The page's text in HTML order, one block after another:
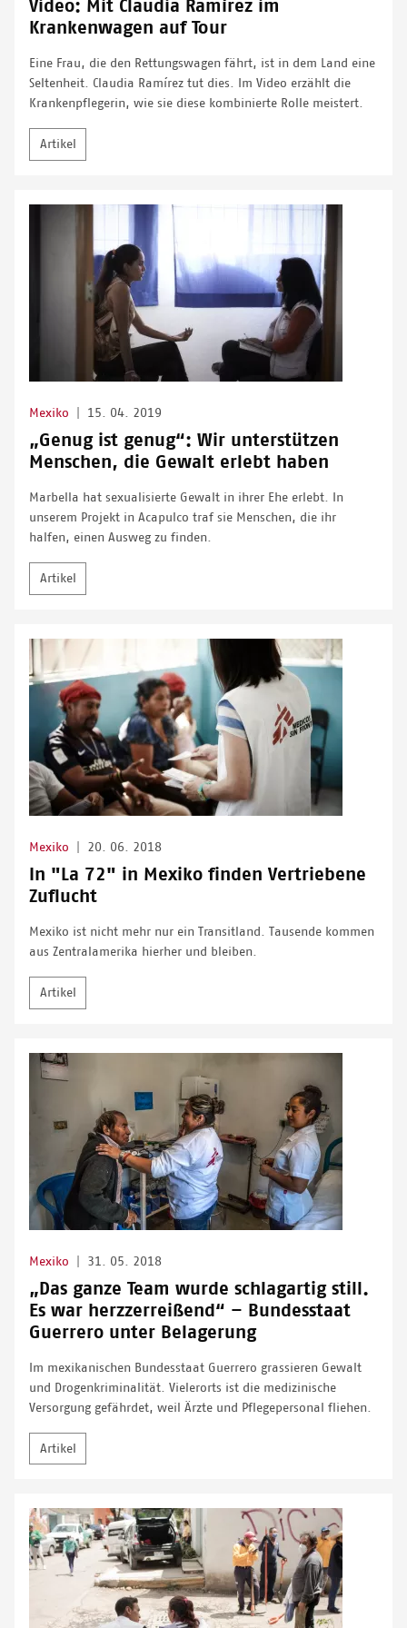
Video: Mit Claudia Ramírez im
Krankenwagen auf Tour
Eine Frau, die den Rettungswagen fährt, ist in dem Land eine
Seltenheit. Claudia Ramírez tut dies. Im Video erzählt die
Krankenpflegerin, wie sie diese kombinierte Rolle meistert.
Artikel
Mexiko 15. 04. 2019
„Genug ist genug“: Wir unterstützen
Menschen, die Gewalt erlebt haben
Marbella hat sexualisierte Gewalt in ihrer Ehe erlebt. In
unserem Projekt in Acapulco traf sie Menschen, die ihr
halfen, einen Ausweg zu finden.
Artikel
Mexiko 20. 06. 2018
In "La 72" in Mexiko finden Vertriebene
Zuflucht
Mexiko ist nicht mehr nur ein Transitland. Tausende kommen
aus Zentralamerika hierher und bleiben.
Artikel
Mexiko 31. 05. 2018
„Das ganze Team wurde schlagartig still.
Es war herzzerreißend“ – Bundesstaat
Guerrero unter Belagerung
Im mexikanischen Bundesstaat Guerrero grassieren Gewalt
und Drogenkriminalität. Vielerorts ist die medizinische
Versorgung gefährdet, weil Ärzte und Pflegepersonal fliehen.
Artikel